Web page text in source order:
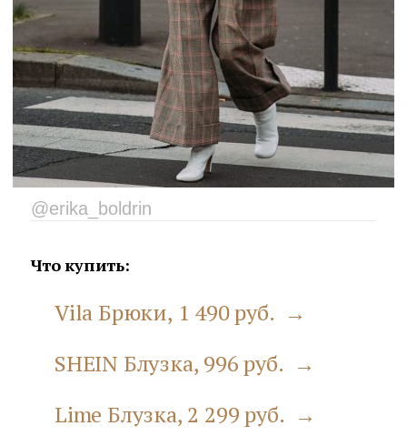
@erika_boldrin
Что купить:
Vila Брюки, 1 490 руб. →
SHEIN Блузка, 996 руб. →
Lime Блузка, 2 299 руб. →